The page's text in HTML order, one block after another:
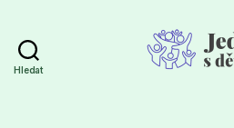
Hledat